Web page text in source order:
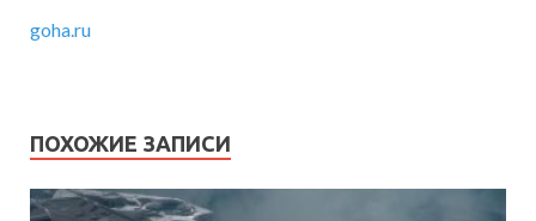
goha.ru
ПОХОЖИЕ ЗАПИСИ